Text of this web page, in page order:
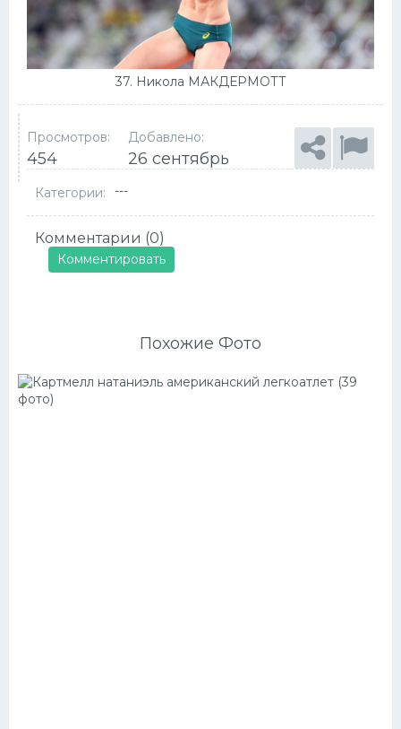
37. Никола МАКДЕРМОТТ
Просмотров:
454
Добавлено:
26 сентябрь
Категории: ---
Комментарии (0)
Комментировать
Похожие Фото